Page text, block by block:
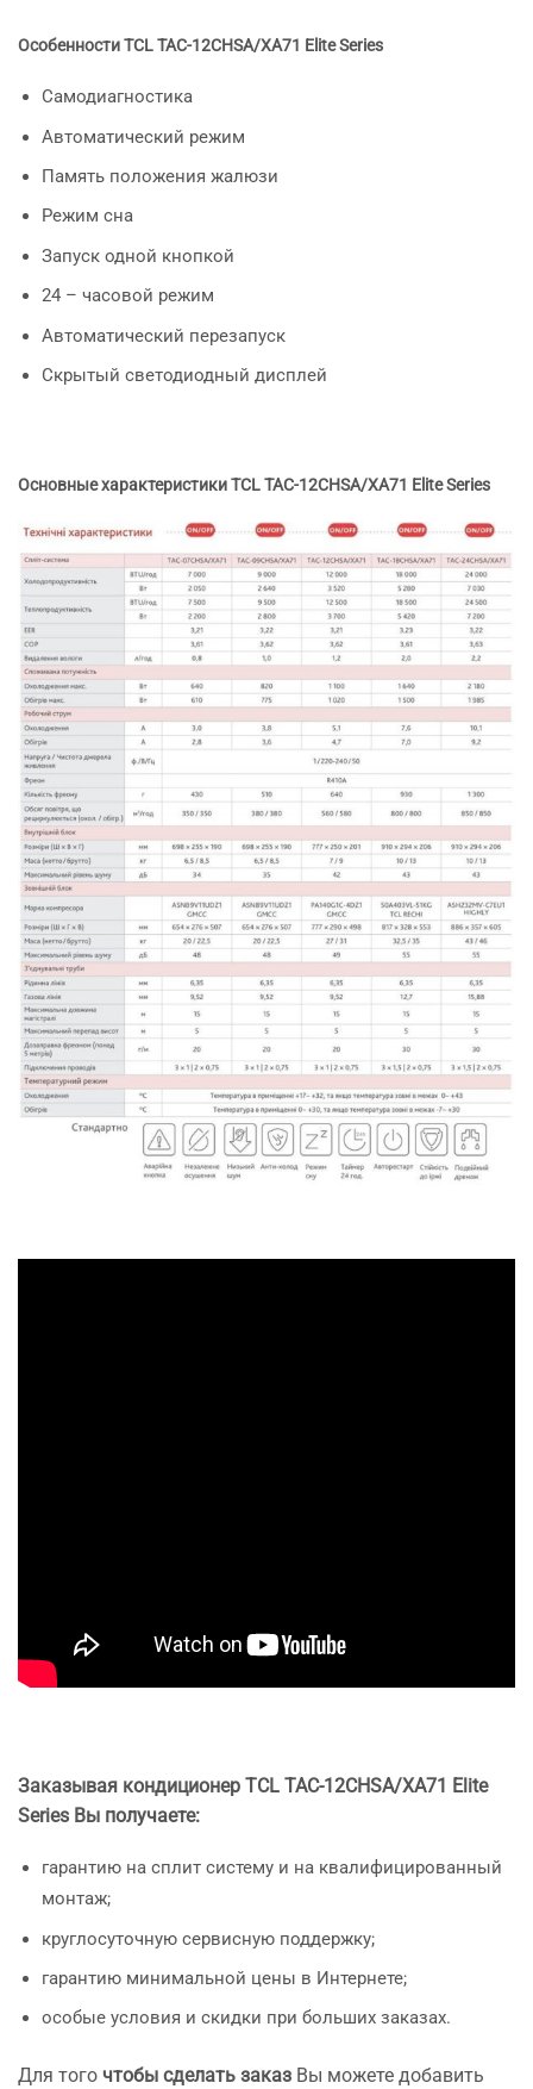
Особенности TCL TAC-12CHSA/XA71 Elite Series
Самодиагностика
Автоматический режим
Память положения жалюзи
Режим сна
Запуск одной кнопкой
24 – часовой режим
Автоматический перезапуск
Скрытый светодиодный дисплей
Основные характеристикиTCLTAC-12CHSA/XA71 Elite Series
Заказывая кондиционер TCL TAC-12CHSA/XA71 Elite
Series Вы получаете:
гарантию на сплит систему и на квалифицированный
монтаж;
круглосуточную сервисную поддержку;
гарантию минимальной цены в Интернете;
особые условия и скидки при больших заказах.
Для того чтобы сделать заказ Вы можете добавить